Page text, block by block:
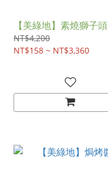
【美綠地】素燒獅子頭
NT$4,200
NT$158 ~ NT$3,360